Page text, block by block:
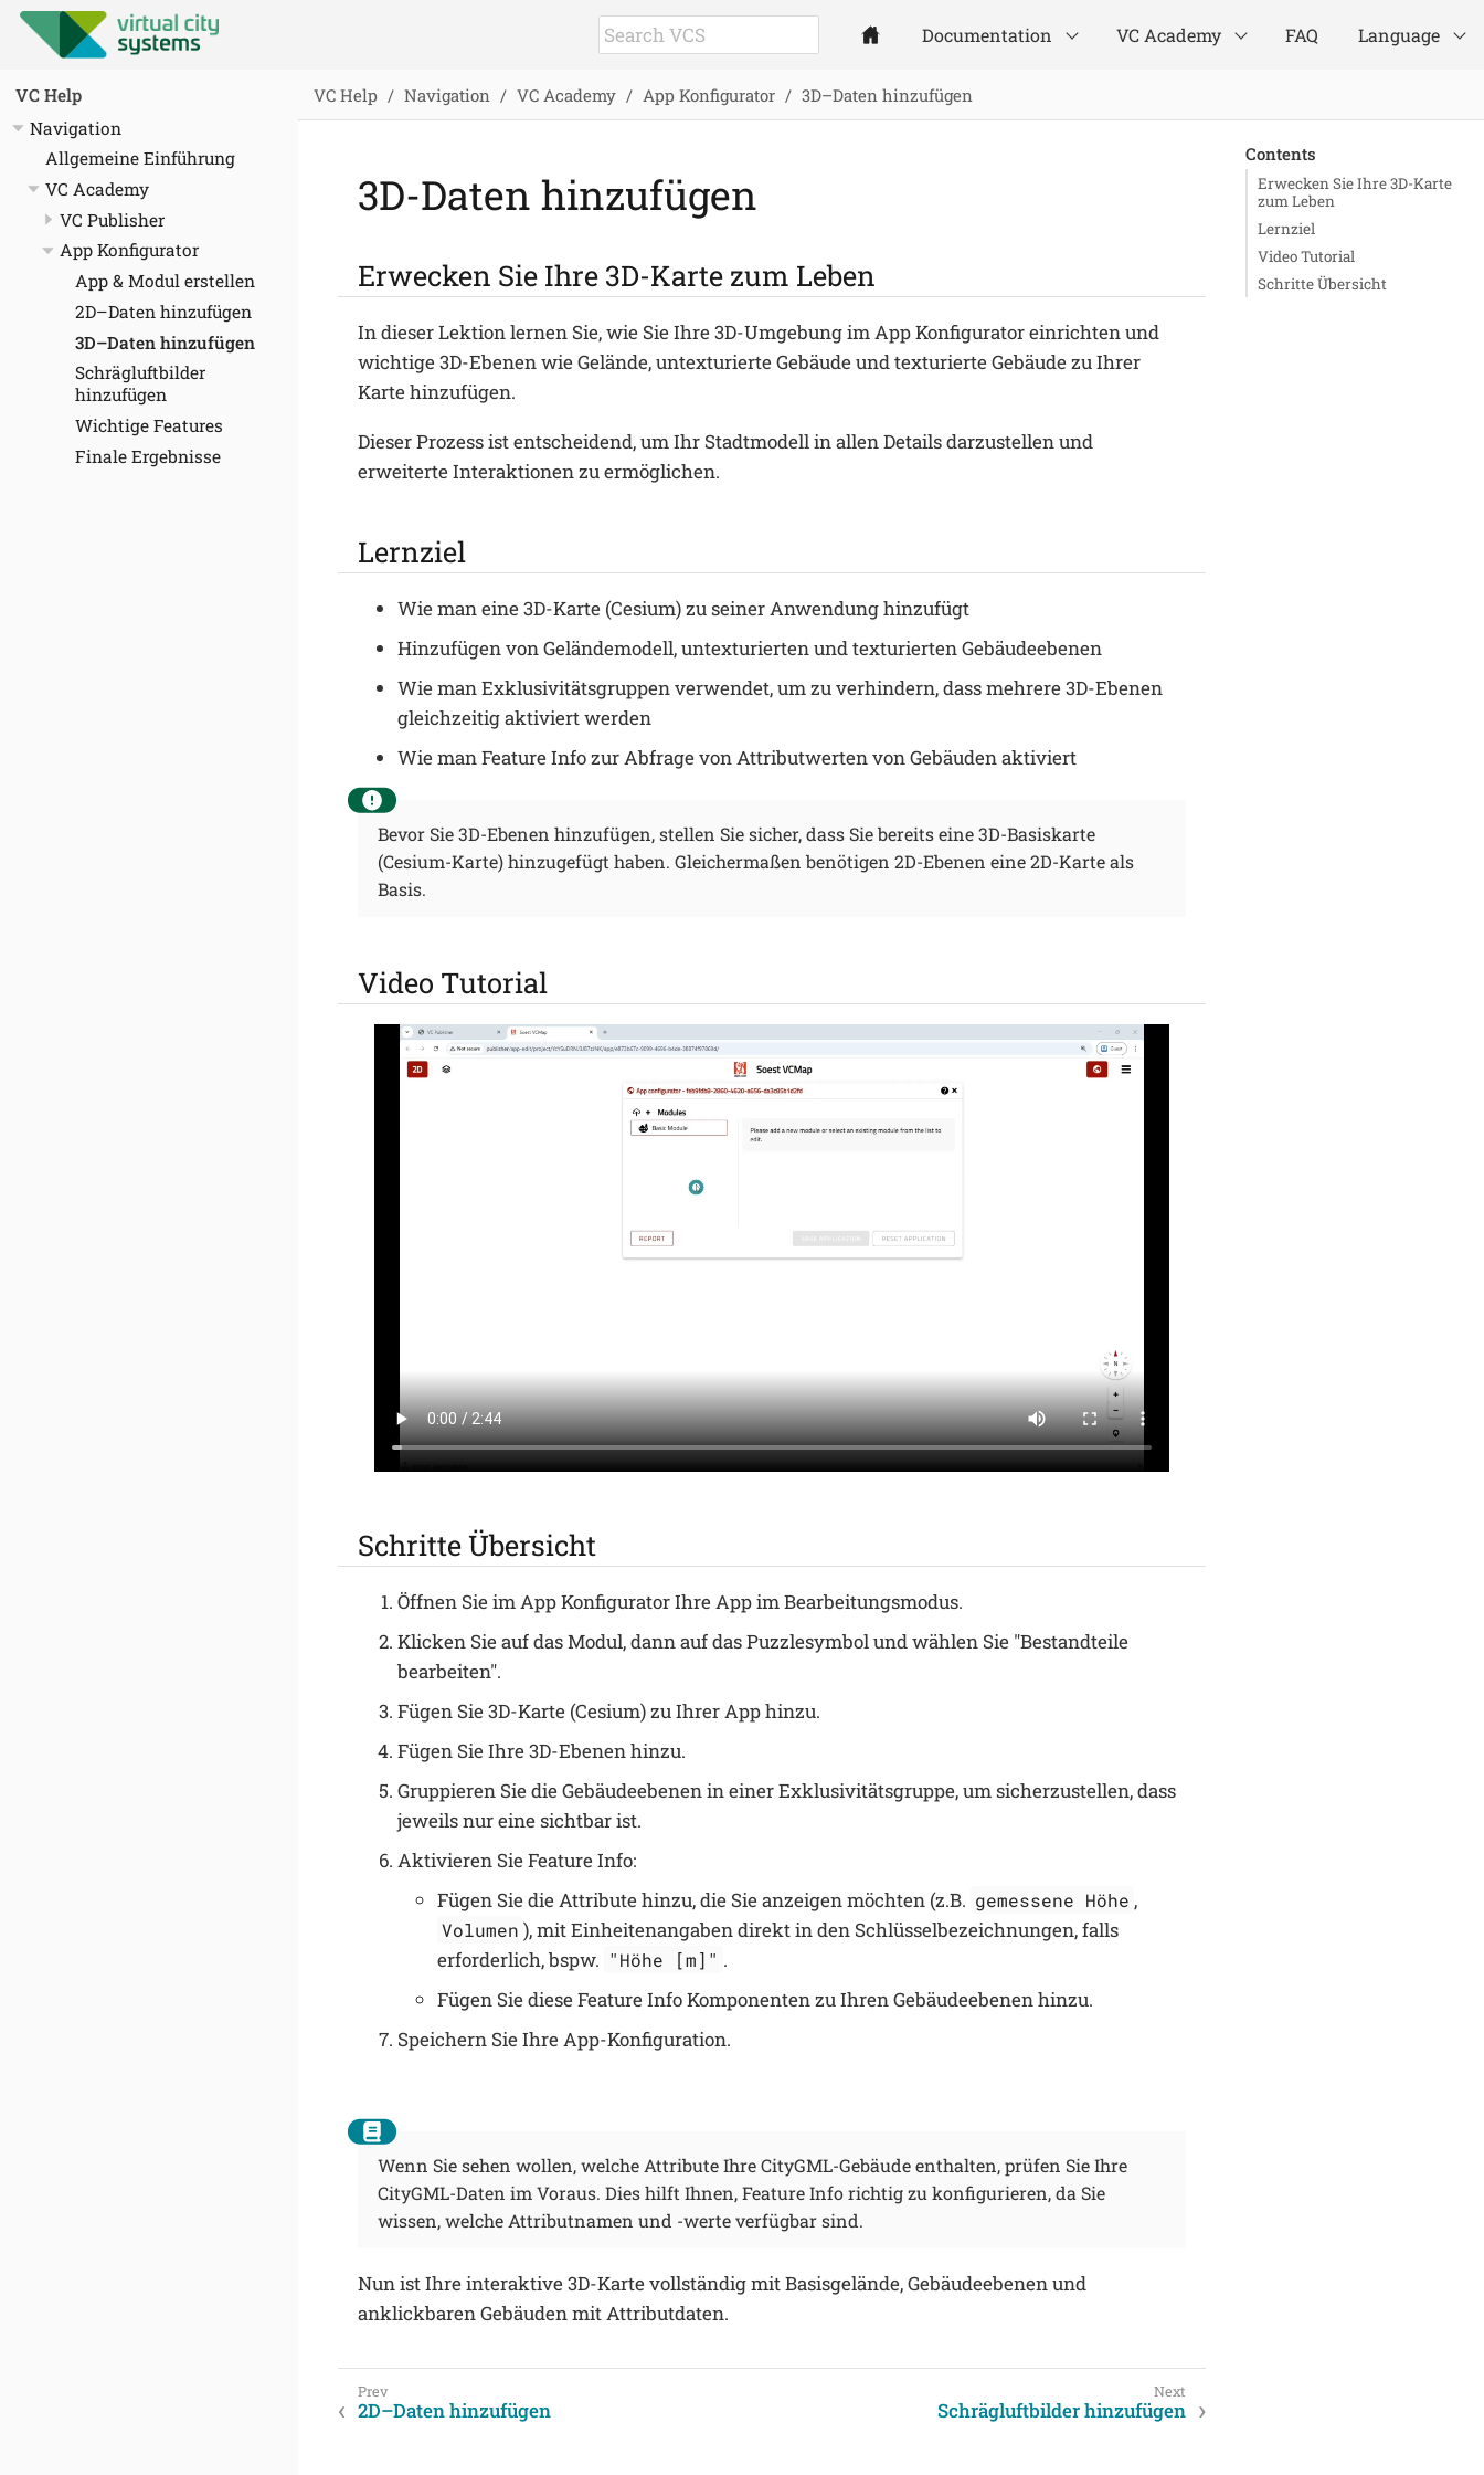
Documentation VC Academy FAQ Language
VC Help
Navigation
Allgemeine Einführung
VC Academy
VC Publisher
App Konfigurator
App & Modul erstellen
2D–Daten hinzufügen
3D–Daten hinzufügen
Schrägluftbilder
hinzufügen
Wichtige Features
Finale Ergebnisse
VC Help Navigation VC Academy App Konfigurator 3D–Daten hinzufügen
Contents
Erwecken Sie Ihre 3D-Karte
zum Leben
Lernziel
Video Tutorial
Schritte Übersicht
3D-Daten hinzufügen
Erwecken Sie Ihre 3D-Karte zum Leben
In dieser Lektion lernen Sie, wie Sie Ihre 3D-Umgebung im App Konfigurator einrichten und
wichtige 3D-Ebenen wie Gelände, untexturierte Gebäude und texturierte Gebäude zu Ihrer
Karte hinzufügen.
Dieser Prozess ist entscheidend, um Ihr Stadtmodell in allen Details darzustellen und
erweiterte Interaktionen zu ermöglichen.
Lernziel
Wie man eine 3D-Karte (Cesium) zu seiner Anwendung hinzufügt
Hinzufügen von Geländemodell, untexturierten und texturierten Gebäudeebenen
Wie man Exklusivitätsgruppen verwendet, um zu verhindern, dass mehrere 3D-Ebenen
gleichzeitig aktiviert werden
Wie man Feature Info zur Abfrage von Attributwerten von Gebäuden aktiviert
Bevor Sie 3D-Ebenen hinzufügen, stellen Sie sicher, dass Sie bereits eine 3D-Basiskarte
(Cesium-Karte) hinzugefügt haben. Gleichermaßen benötigen 2D-Ebenen eine 2D-Karte als
Basis.
Video Tutorial
Schritte Übersicht
Öffnen Sie im App Konfigurator Ihre App im Bearbeitungsmodus.
Klicken Sie auf das Modul, dann auf das Puzzlesymbol und wählen Sie "Bestandteile
bearbeiten".
Fügen Sie 3D-Karte (Cesium) zu Ihrer App hinzu.
Fügen Sie Ihre 3D-Ebenen hinzu.
Gruppieren Sie die Gebäudeebenen in einer Exklusivitätsgruppe, um sicherzustellen, dass
jeweils nur eine sichtbar ist.
Aktivieren Sie Feature Info:
Fügen Sie die Attribute hinzu, die Sie anzeigen möchten (z.B. gemessene Höhe ,
Volumen ), mit Einheitenangaben direkt in den Schlüsselbezeichnungen, falls
erforderlich, bspw. "Höhe [m]" .
Fügen Sie diese Feature Info Komponenten zu Ihren Gebäudeebenen hinzu.
Speichern Sie Ihre App-Konfiguration.
Wenn Sie sehen wollen, welche Attribute Ihre CityGML-Gebäude enthalten, prüfen Sie Ihre
CityGML-Daten im Voraus. Dies hilft Ihnen, Feature Info richtig zu konfigurieren, da Sie
wissen, welche Attributnamen und -werte verfügbar sind.
Nun ist Ihre interaktive 3D-Karte vollständig mit Basisgelände, Gebäudeebenen und
anklickbaren Gebäuden mit Attributdaten.
2D–Daten hinzufügen Schrägluftbilder hinzufügen